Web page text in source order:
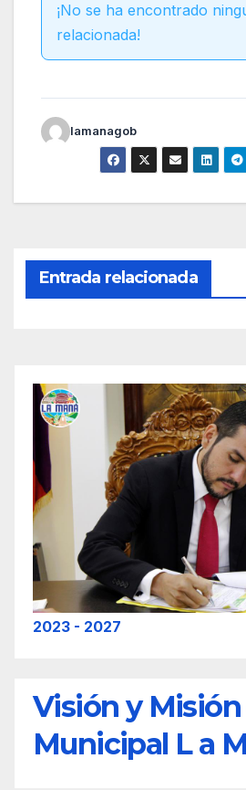
¡No se ha encontrado
relacionada!
lamanagob
Entrada relacionada
2023 - 2027
Visión y Misión
Municipal L a